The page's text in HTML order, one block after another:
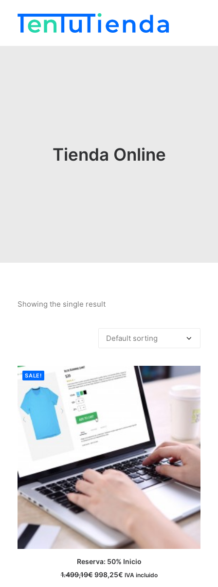
Tienda Online
Showing the single result
SALE!
Reserva: 50% Inicio
1.499,19€ 998,25€ IVA incluido